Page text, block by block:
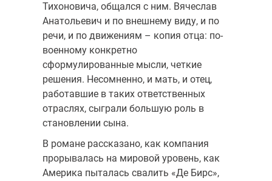
Тихоновича, общался с ним. Вячеслав
Анатольевич и по внешнему виду, и по
речи, и по движениям – копия отца: по-
военному конкретно
сформулированные мысли, четкие
решения. Несомненно, и мать, и отец,
работавшие в таких ответственных
отраслях, сыграли большую роль в
становлении сына.
В романе рассказано, как компания
прорывалась на мировой уровень, как
Америка пыталась свалить «Де Бирс»,